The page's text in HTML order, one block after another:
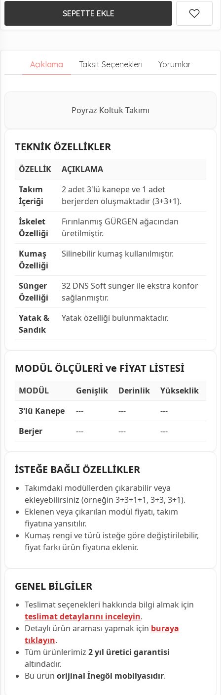
SEPETTE EKLE
Açıklama Taksit Seçenekleri Yorumlar
Poyraz Koltuk Takımı
TEKNİK ÖZELLİKLER
ÖZELLİK
AÇIKLAMA
Takım
İçeriği
2 adet 3'lü kanepe ve 1 adet
berjerden oluşmaktadır (3+3+1).
İskelet
Özelliği
Fırınlanmış GÜRGEN ağacından
üretilmiştir.
Kumaş
Özelliği
Silinebilir kumaş kullanılmıştır.
Sünger
Özelliği
32 DNS Soft sünger ile ekstra konfor
sağlanmıştır.
Yatak &
Sandık
Yatak özelliği bulunmaktadır.
MODÜL ÖLÇÜLERİ ve FİYAT LİSTESİ
MODÜL Genişlik Derinlik
Yükseklik
3'lü Kanepe
--- ---
---
Berjer
--- --- ---
İSTEĞE BAĞLI ÖZELLİKLER
Takımdaki modüllerden çıkarabilir veya
ekleyebilirsiniz (örneğin 3+3+1+1, 3+3, 3+1).
Eklenen veya çıkarılan modül fiyatı, takım
fiyatına yansıtılır.
Kumaş rengi ve türü isteğe göre değiştirilebilir,
fiyat farkı ürün fiyatına eklenir.
GENEL BİLGİLER
Teslimat seçenekleri hakkında bilgi almak için
teslimat detaylarını inceleyin.
Detaylı ürün araması yapmak için buraya
tıklayın.
Tüm ürünlerimiz 2 yıl üretici garantisi
altındadır.
Bu ürün orijinal İnegöl mobilyasıdır.